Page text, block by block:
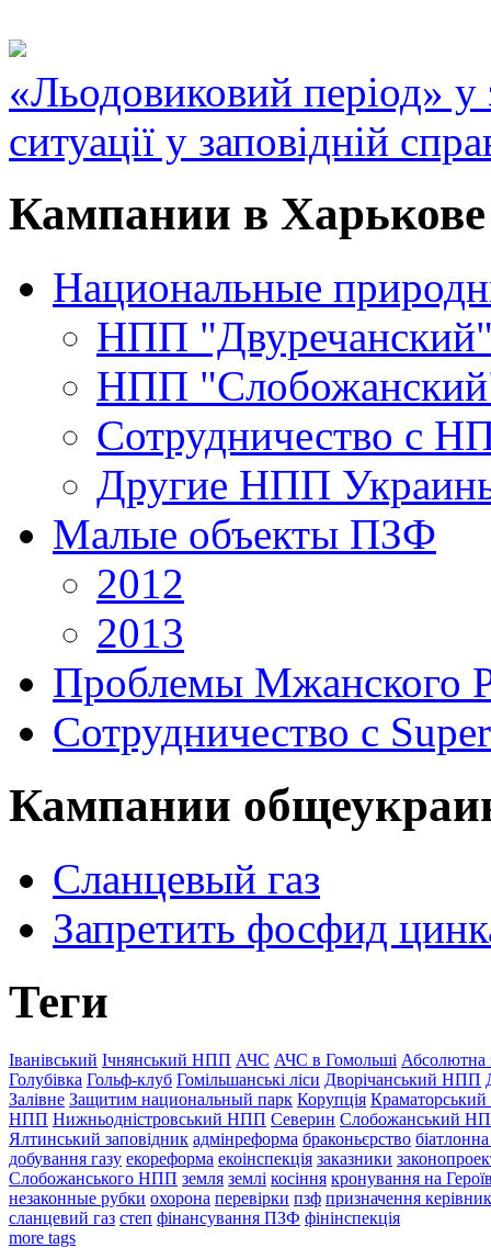
«Льодовиковий період» у
ситуації у заповідній
Кампании в Харькове
Национальные
НПП
НПП
Сотрудничество с
Другие НПП
Малые объекты ПЗФ
2012
2013
Проблемы Мжанского
Сотрудничество с
Кампании
Сланцевый газ
Запретить фосфид
Теги
Іванівський Ічнянський НПП АЧС АЧС в Гомольші Абсолютна
Голубівка Гольф-клуб Гомільшанські ліси Дворічанський НПП
Залівне Защитим национальный парк Корупція
НПП Нижньодністровський НПП Северин Слобожанський
Ялтинський заповідник адмінреформа браконьєрство
добування газу екореформа екоінспекція заказники
Слобожанського НПП земля землі косіння кронування на
незаконные рубки охорона перевірки пзф призначення
сланцевий газ степ фінансування ПЗФ фінінспекція
more tags